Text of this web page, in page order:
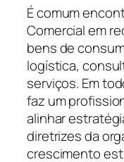
É comum
Comercial em
bens de
logística,
serviços. Em
faz um
alinhar
diretrizes da
crescimento